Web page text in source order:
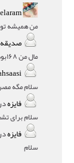
من همیشه
صدیقه
فایزه
فایزه
سلام